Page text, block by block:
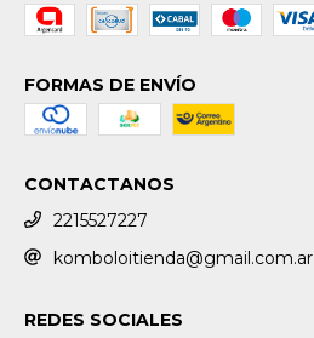
FORMAS DE ENVÍO
CONTACTANOS
2215527227
komboloitienda@gmail.com.ar
REDES SOCIALES